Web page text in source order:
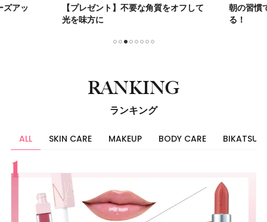
ズアッ
【プレゼント】不要な角質をオフして
光を味方に
朝の習慣
る！
RANKING
ランキング
ALL SKIN CARE MAKEUP BODY CARE BIKATSU
すべて
スキンケア
メイク
ボディケア
美活
ヘア
ライフスタイル
ビューティーズ